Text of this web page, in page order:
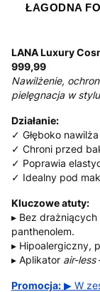
ŁAGODNA
LANA Luxury
999,99
Nawilżenie,
pielęgnacja w
Działanie:
✓ Głęboko
✓ Chroni przed
✓ Poprawia
✓ Idealny pod
Kluczowe atuty:
▸ Bez drażniących
panthenolem.
▸ Hipoalergiczny,
▸ Aplikator air-less
Promocja: ▶ W